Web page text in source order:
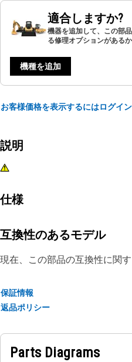
適合しますか?
機器を追加して、この部
る修理オプションがある
機種を追加
お客様価格を表示するにはログイ
説明
仕様
互換性のあるモデル
現在、この部品の互換性に関す
保証情報
返品ポリシー
Parts Diagrams